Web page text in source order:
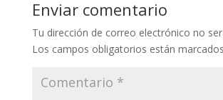
Enviar comentario
Tu dirección de correo electrónico no
Los campos obligatorios están